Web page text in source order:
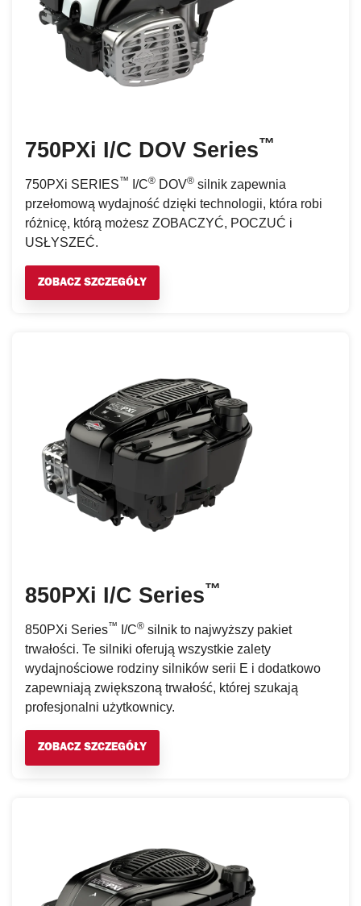
750PXi I/C DOV Series™
750PXi SERIES™ I/C® DOV® silnik zapewnia
przełomową wydajność dzięki technologii, która robi
różnicę, którą możesz ZOBACZYĆ, POCZUĆ i
USŁYSZEĆ.
ZOBACZ SZCZEGÓŁY
850PXi I/C Series™
850PXi Series™ I/C® silnik to najwyższy pakiet
trwałości. Te silniki oferują wszystkie zalety
wydajnościowe rodziny silników serii E i dodatkowo
zapewniają zwiększoną trwałość, której szukają
profesjonalni użytkownicy.
ZOBACZ SZCZEGÓŁY